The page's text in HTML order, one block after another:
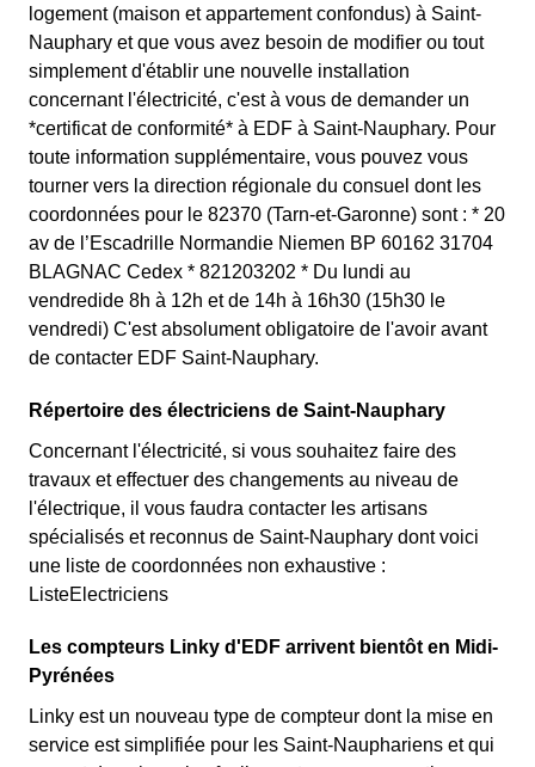
logement (maison et appartement confondus) à Saint-
Nauphary et que vous avez besoin de modifier ou tout
simplement d'établir une nouvelle installation
concernant l'électricité, c'est à vous de demander un
*certificat de conformité* à EDF à Saint-Nauphary. Pour
toute information supplémentaire, vous pouvez vous
tourner vers la direction régionale du consuel dont les
coordonnées pour le 82370 (Tarn-et-Garonne) sont : * 20
av de l’Escadrille Normandie Niemen BP 60162 31704
BLAGNAC Cedex * 821203202 * Du lundi au
vendredide 8h à 12h et de 14h à 16h30 (15h30 le
vendredi) C'est absolument obligatoire de l'avoir avant
de contacter EDF Saint-Nauphary.
Répertoire des électriciens de Saint-Nauphary
Concernant l'électricité, si vous souhaitez faire des
travaux et effectuer des changements au niveau de
l'électrique, il vous faudra contacter les artisans
spécialisés et reconnus de Saint-Nauphary dont voici
une liste de coordonnées non exhaustive :
ListeElectriciens
Les compteurs Linky d'EDF arrivent bientôt en Midi-
Pyrénées
Linky est un nouveau type de compteur dont la mise en
service est simplifiée pour les Saint-Nauphariens et qui